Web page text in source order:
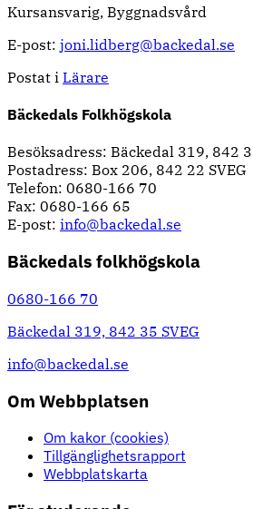
Kursansvarig,
E-post: joni.lidberg@backedal.se
Postat i Lärare
Bäckedals Folkhögskola
Besöksadress: Bäckedal 319, 842
Postadress: Box 206, 842 22 SVEG
Telefon: 0680-166 70
Fax: 0680-166 65
E-post: info@backedal.se
Bäckedals folkhögskola
0680-166 70
Bäckedal 319, 842 35 SVEG
info@backedal.se
Om Webbplatsen
Om kakor (cookies)
Tillgänglighetsrapport
Webbplatskarta